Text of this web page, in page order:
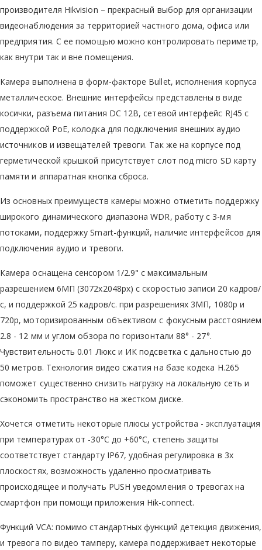
производителя Hikvision – прекрасный выбор для организации
видеонаблюдения за территорией частного дома, офиса или
предприятия. С ее помощью можно контролировать периметр,
как внутри так и вне помещения.
Камера выполнена в форм-факторе Bullet, исполнения корпуса
металлическое. Внешние интерфейсы представлены в виде
косички, разъема питания DC 12В, сетевой интерфейс RJ45 с
поддержкой PoE, колодка для подключения внешних аудио
источников и извещателей тревоги. Так же на корпусе под
герметической крышкой присутствует слот под micro SD карту
памяти и аппаратная кнопка сброса.
Из основных преимуществ камеры можно отметить поддержку
широкого динамического диапазона WDR, работу с 3-мя
потоками, поддержку Smart-функций, наличие интерфейсов для
подключения аудио и тревоги.
Камера оснащена сенсором 1/2.9" с максимальным
разрешением 6МП (3072x2048px) с скоростью записи 20 кадров/
с, и поддержкой 25 кадров/с. при разрешениях 3МП, 1080р и
720р, моторизированным объективом с фокусным расстоянием
2.8 - 12 мм и углом обзора по горизонтали 88° - 27°.
Чувствительность 0.01 Люкс и ИК подсветка с дальностью до
50 метров. Технология видео сжатия на базе кодека Н.265
поможет существенно снизить нагрузку на локальную сеть и
сэкономить пространство на жестком диске.
Хочется отметить некоторые плюсы устройства - эксплуатация
при температурах от -30°C до +60°C, степень защиты
соответствует стандарту IP67, удобная регулировка в 3х
плоскостях, возможность удаленно просматривать
происходящее и получать PUSH уведомления о тревогах на
смартфон при помощи приложения Hik-connect.
Функций VCA: помимо стандартных функций детекция движения,
и тревога по видео тамперу, камера поддерживает некоторые